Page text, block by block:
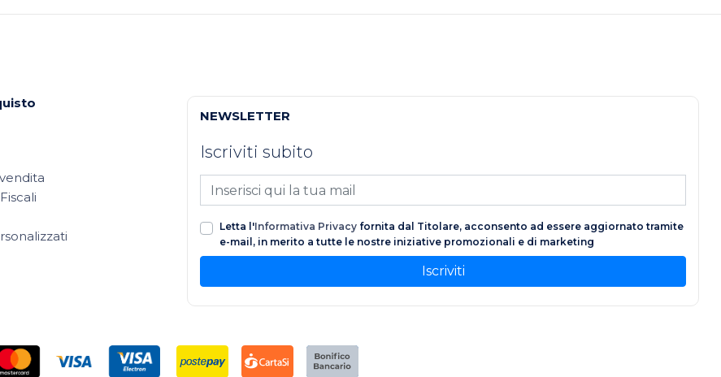
NEWSLETTER
Iscriviti subito
Letta l'Informativa Privacy fornita dal Titolare, acconsento ad essere aggiornato tramite
e-mail, in merito a tutte le nostre iniziative promozionali e di marketing
Iscriviti